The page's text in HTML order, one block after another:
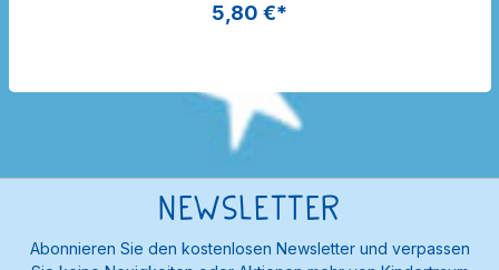
5,80 €*
Newsletter
Abonnieren Sie den kostenlosen Newsletter und verpassen